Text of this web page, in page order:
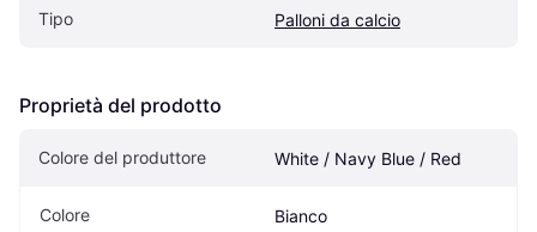
Tipo Palloni da calcio
Proprietà del prodotto
Colore del produttore White / Navy Blue / Red
Colore Bianco